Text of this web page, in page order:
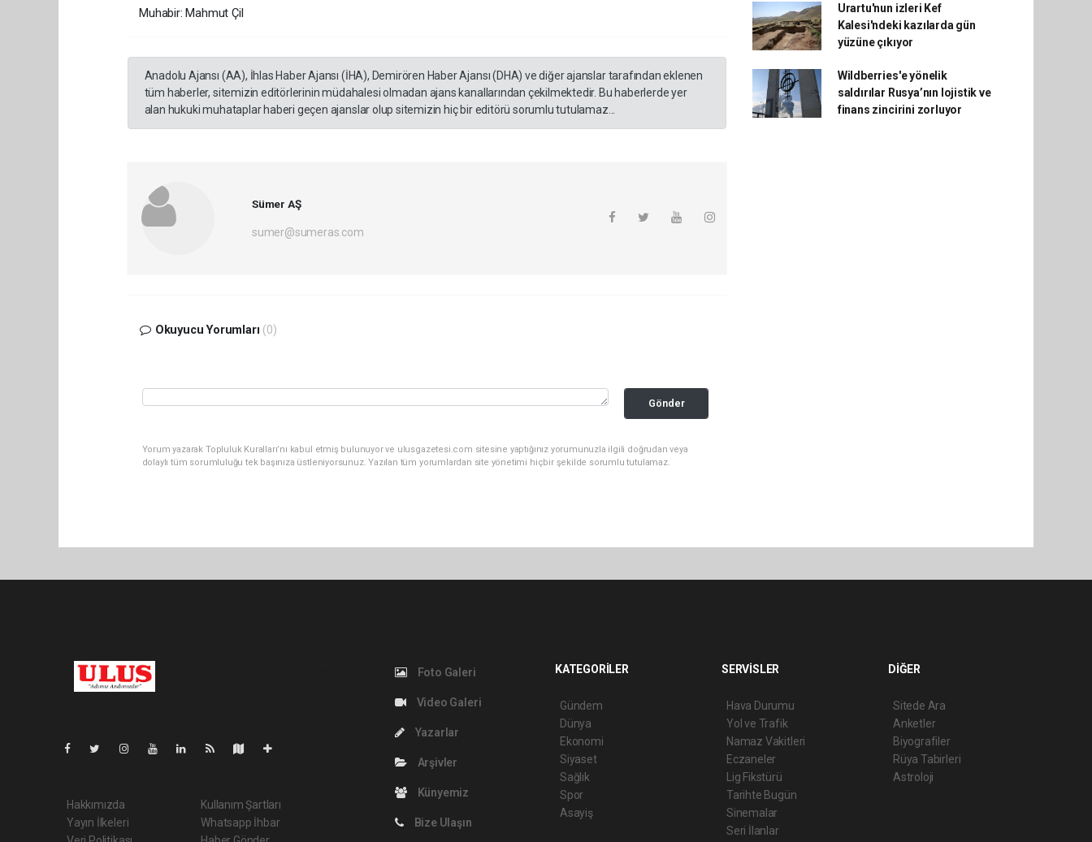
Muhabir: Mahmut Çil
Anadolu Ajansı (AA), İhlas Haber Ajansı (İHA), Demirören Haber Ajansı (DHA) ve diğer ajanslar tarafından eklenen
tüm haberler, sitemizin editörlerinin müdahalesi olmadan ajans kanallarından çekilmektedir. Bu haberlerde yer
alan hukuki muhataplar haberi geçen ajanslar olup sitemizin hiç bir editörü sorumlu tutulamaz...
Sümer AŞ
sumer@sumeras.com
Okuyucu Yorumları (0)
Gönder
Yorum yazarak Topluluk Kuralları’nı kabul etmiş bulunuyor ve ulusgazetesi.com sitesine yaptığınız yorumunuzla ilgili doğrudan veya
dolaylı tüm sorumluluğu tek başınıza üstleniyorsunuz. Yazılan tüm yorumlardan site yönetimi hiçbir şekilde sorumlu tutulamaz.
Urartu'nun izleri Kef
Kalesi'ndeki kazılarda gün
yüzüne çıkıyor
Wildberries'e yönelik
saldırılar Rusya’nın lojistik ve
finans zincirini zorluyor
Hakkımızda
Yayın İlkeleri
Kullanım Şartları
Whatsapp İhbar
Foto Galeri
Video Galeri
Yazarlar
Arşivler
Künyemiz
Bize Ulaşın
KATEGORİLER
Gündem
Dünya
Ekonomi
Siyaset
Sağlık
Spor
Asayiş
SERVİSLER
Hava Durumu
Yol ve Trafik
Namaz Vakitleri
Eczaneler
Lig Fikstürü
Tarihte Bugün
Sinemalar
Seri İlanlar
DİĞER
Sitede Ara
Anketler
Biyografiler
Rüya Tabirleri
Astroloji